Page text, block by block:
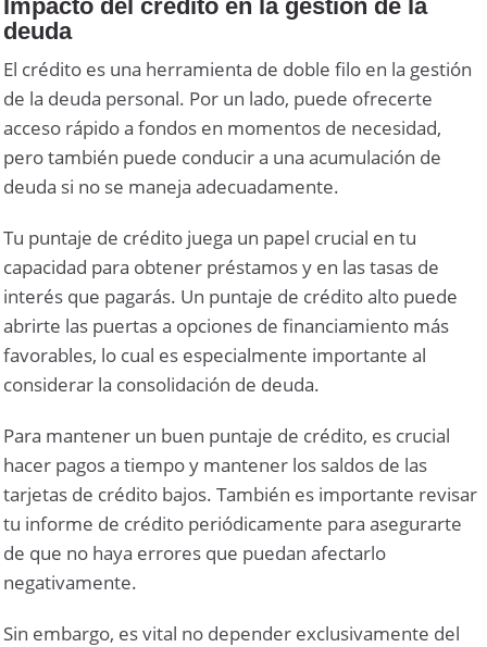
Impacto del crédito en la gestión de la
deuda
El crédito es una herramienta de doble filo en la gestión
de la deuda personal. Por un lado, puede ofrecerte
acceso rápido a fondos en momentos de necesidad,
pero también puede conducir a una acumulación de
deuda si no se maneja adecuadamente.
Tu puntaje de crédito juega un papel crucial en tu
capacidad para obtener préstamos y en las tasas de
interés que pagarás. Un puntaje de crédito alto puede
abrirte las puertas a opciones de financiamiento más
favorables, lo cual es especialmente importante al
considerar la consolidación de deuda.
Para mantener un buen puntaje de crédito, es crucial
hacer pagos a tiempo y mantener los saldos de las
tarjetas de crédito bajos. También es importante revisar
tu informe de crédito periódicamente para asegurarte
de que no haya errores que puedan afectarlo
negativamente.
Sin embargo, es vital no depender exclusivamente del